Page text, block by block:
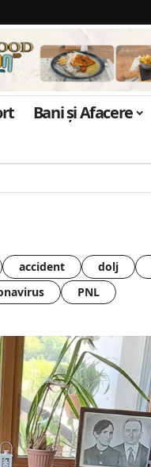
Bani și Afacere
accident dolj
PNL